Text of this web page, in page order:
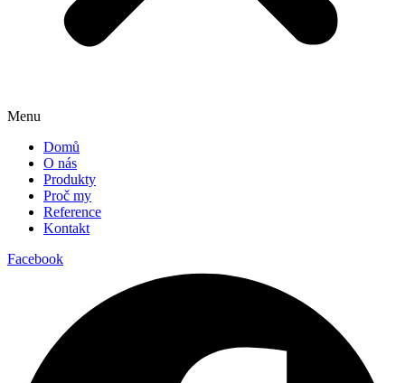
Menu
Domů
O nás
Produkty
Proč my
Reference
Kontakt
Facebook